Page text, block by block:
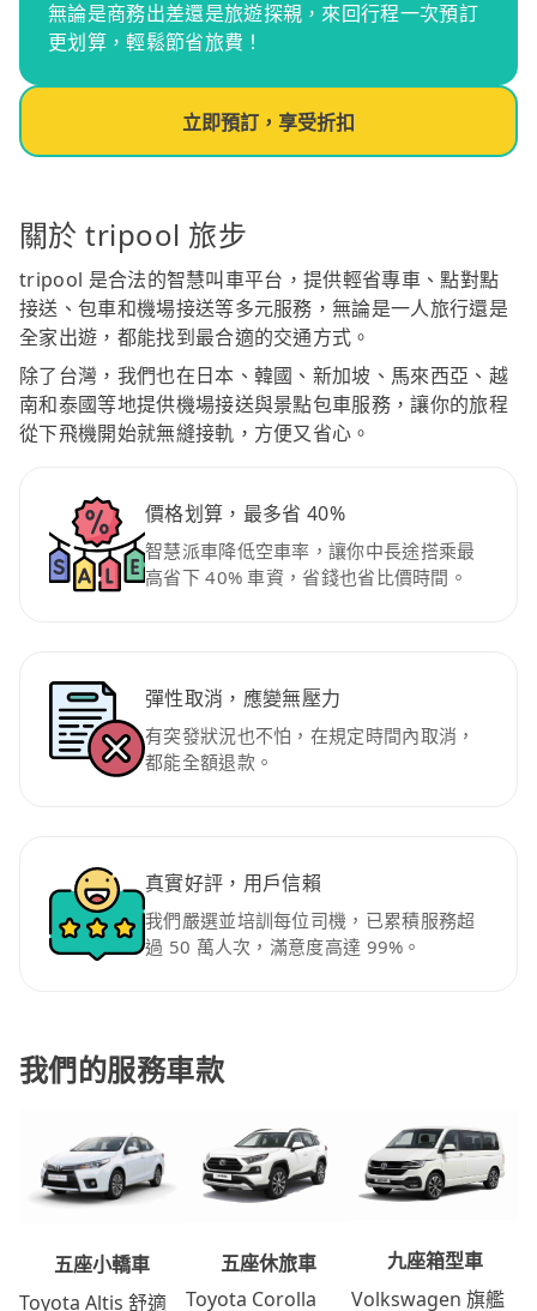
無論是商務出差還是旅遊探親，來回行程一次預訂
更划算，輕鬆節省旅費！
立即預訂，享受折扣
關於 tripool 旅步
tripool 是合法的智慧叫車平台，提供輕省專車、點對點
接送、包車和機場接送等多元服務，無論是一人旅行還是
全家出遊，都能找到最合適的交通方式。
除了台灣，我們也在日本、韓國、新加坡、馬來西亞、越
南和泰國等地提供機場接送與景點包車服務，讓你的旅程
從下飛機開始就無縫接軌，方便又省心。
價格划算，最多省 40%
智慧派車降低空車率，讓你中長途搭乘最
高省下 40% 車資，省錢也省比價時間。
彈性取消，應變無壓力
有突發狀況也不怕，在規定時間內取消，
都能全額退款。
真實好評，用戶信賴
我們嚴選並培訓每位司機，已累積服務超
過 50 萬人次，滿意度高達 99%。
我們的服務車款
五座小轎車
Toyota Altis 舒適
五座休旅車
Toyota Corolla
九座箱型車
Volkswagen 旗艦